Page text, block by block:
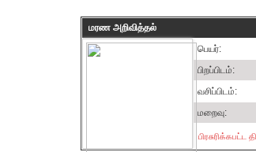
மரண அறிவித்தல்
பெயர்:
பிறப்பிடம்:
வசிப்பிடம்:
மறைவு:
பிரசுரிக்கபட்ட